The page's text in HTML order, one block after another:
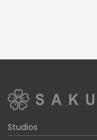
Studios